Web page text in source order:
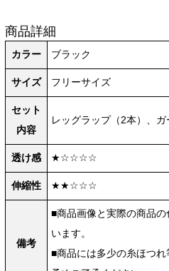
商品詳細
カラー ブラック
サイズ フリーサイズ
セット
内容
レッグラップ（2本）、
透け感 ★☆☆☆☆
伸縮性 ★★☆☆☆
備考
■商品画像と実際の商品
います。
■商品には多少の糸ほつ